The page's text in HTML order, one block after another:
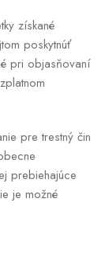
získané
poskytnúť
pri objasňovaní
pre trestný čin
prebiehajúce
je možné